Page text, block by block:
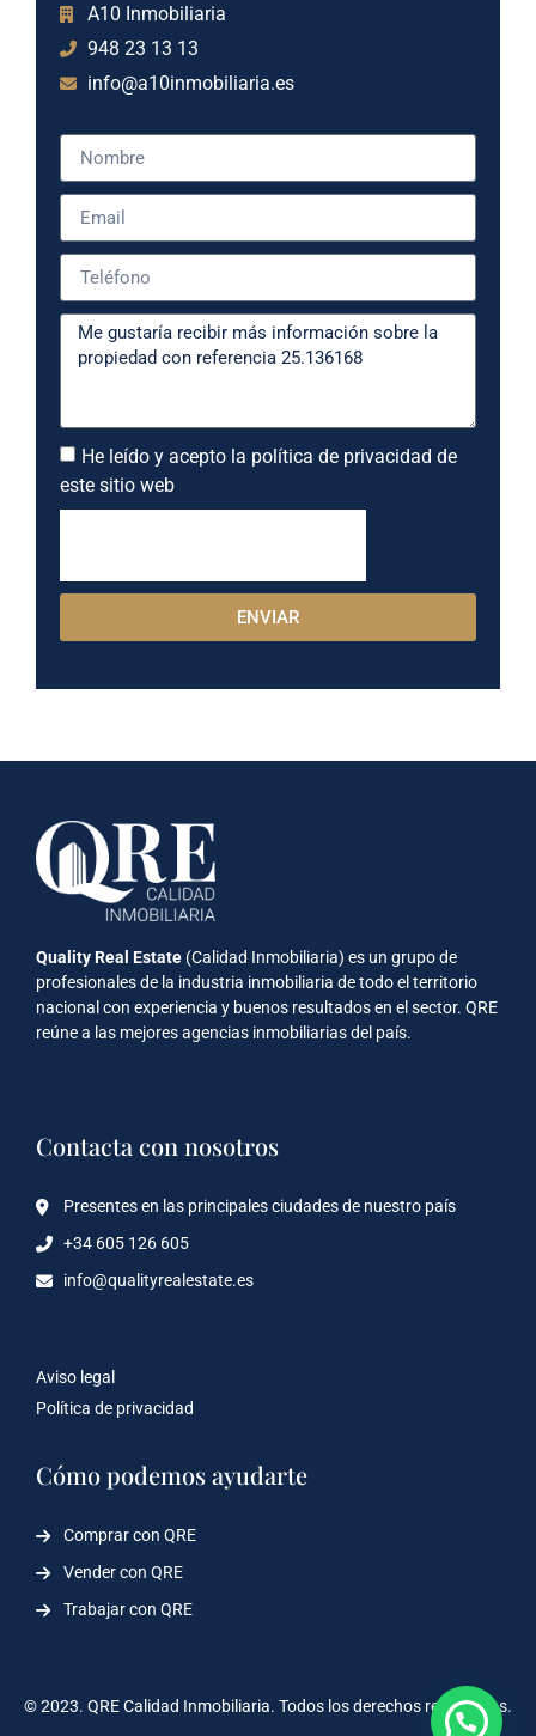
A10 Inmobiliaria
948 23 13 13
info@a10inmobiliaria.es
He leído y acepto la política de privacidad de
este sitio web
ENVIAR
Quality Real Estate (Calidad Inmobiliaria) es un grupo de
profesionales de la industria inmobiliaria de todo el territorio
nacional con experiencia y buenos resultados en el sector. QRE
reúne a las mejores agencias inmobiliarias del país.
Contacta con nosotros
Presentes en las principales ciudades de nuestro país
+34 605 126 605
info@qualityrealestate.es
Aviso legal
Política de privacidad
Cómo podemos ayudarte
Comprar con QRE
Vender con QRE
Trabajar con QRE
© 2023. QRE Calidad Inmobiliaria. Todos los derechos reservados.